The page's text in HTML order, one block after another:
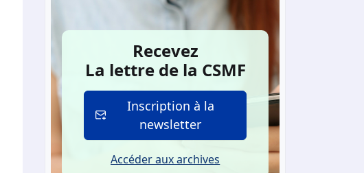
Recevez
La lettre de la CSMF
Inscription à la
newsletter
Accéder aux archives